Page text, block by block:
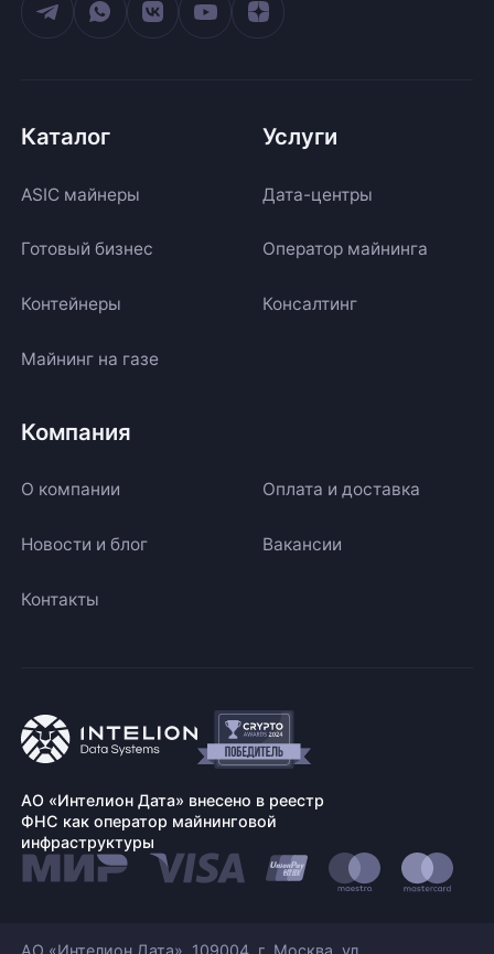
Каталог
ASIC майнеры
Готовый бизнес
Контейнеры
Майнинг на газе
Услуги
Дата-центры
Оператор майнинга
Консалтинг
Компания
О компании Оплата и доставка
Новости и блог Вакансии
Контакты
АО «Интелион Дата» внесено в реестр
ФНС как оператор майнинговой
инфраструктуры
АО «Интелион Дата». 109004, г. Москва, ул.